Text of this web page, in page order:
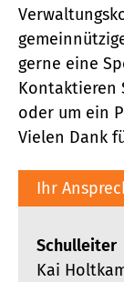
gerne eine
Kontaktieren
oder um ein
Vielen Dank
Ihr
Schulleiter
Kai